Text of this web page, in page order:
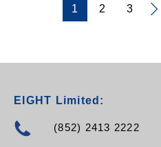
EGYXTW006SMZ,
EGYXTW008SMZ,
EGYXTW024SMZ,
EGYXTW108SMZ,
EGYXTW132SMZ,
1 2 3
EIGHT Limited:
(852) 2413 2222